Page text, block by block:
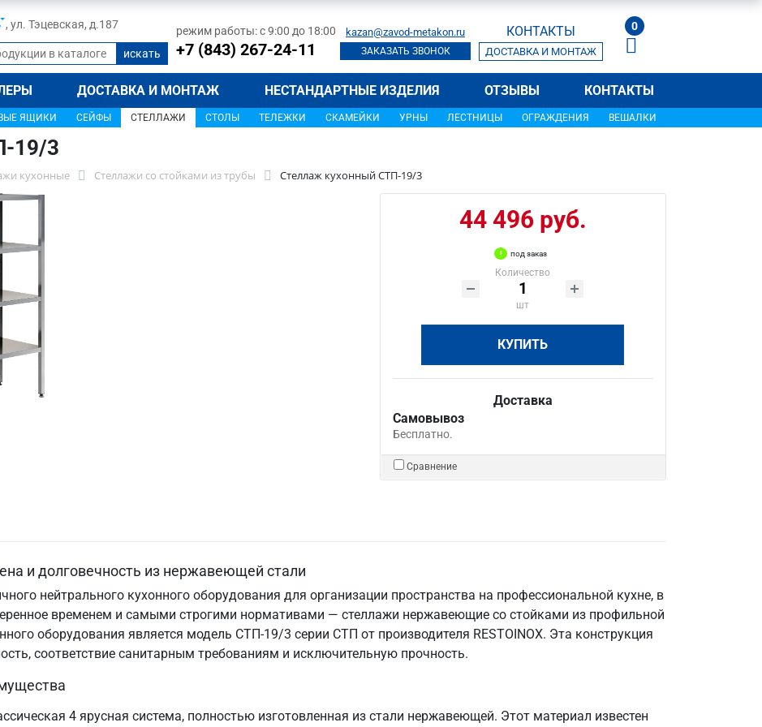
, ул. Тэцевская, д.187 режим работы: с 9:00 до 18:00
+7 (843) 267-24-11
kazan@zavod-metakon.ru
ЗАКАЗАТЬ ЗВОНОК
КОНТАКТЫ
ДОСТАВКА И МОНТАЖ
0
ДОСТАВКА И МОНТАЖ НЕСТАНДАРТНЫЕ ИЗДЕЛИЯ ОТЗЫВЫ КОНТАКТЫ
ЯЩИКИ СЕЙФЫ СТЕЛЛАЖИ СТОЛЫ ТЕЛЕЖКИ СКАМЕЙКИ УРНЫ ЛЕСТНИЦЫ ОГРАЖДЕНИЯ ВЕШАЛКИ
19/3
кухонные Стеллажи со стойками из трубы Стеллаж кухонный СТП-19/3
44 496 руб.
под заказ
Количество
шт
КУПИТЬ
Доставка
Самовывоз
Бесплатно.
Сравнение
и долговечность из нержавеющей стали
нейтрального кухонного оборудования для организации пространства на профессиональной кухне, в
временем и самыми строгими нормативами — стеллажи нержавеющие со стойками из профильной
оборудования является модель СТП-19/3 серии СТП от производителя RESTOINOX. Эта конструкция
соответствие санитарным требованиям и исключительную прочность.
4 ярусная система, полностью изготовленная из стали нержавеющей. Этот материал известен